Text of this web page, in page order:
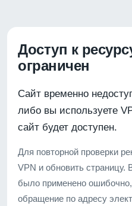
Доступ к
ограничен
Сайт временно
либо вы используете
сайт будет доступен.
Для повторной проверки
VPN и обновить страницу.
было применено
обращение по адресу